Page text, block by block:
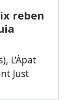
reben
L’Àpat
Just